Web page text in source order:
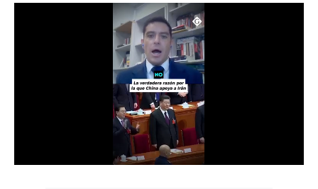
Gestión TV